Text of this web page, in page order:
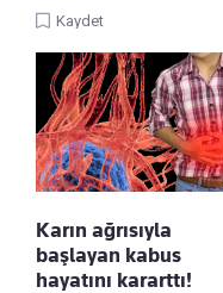
Kaydet
Karın ağrısıyla
başlayan kabus
hayatını kararttı!